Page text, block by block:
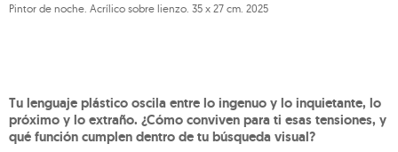
Pintor de noche. Acrílico sobre lienzo. 35 x 27 cm. 2025
Tu lenguaje plástico oscila entre lo ingenuo y lo inquietante, lo
próximo y lo extraño. ¿Cómo conviven para ti esas tensiones, y
qué función cumplen dentro de tu búsqueda visual?